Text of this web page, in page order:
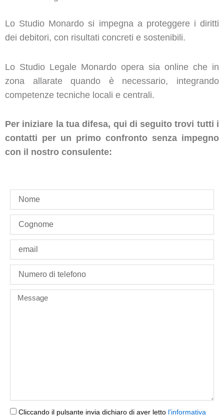
Lo Studio Monardo si impegna a proteggere i diritti
dei debitori, con risultati concreti e sostenibili.
Lo Studio Legale Monardo opera sia online che in
zona allarate quando è necessario, integrando
competenze tecniche locali e centrali.
Per iniziare la tua difesa, qui di seguito trovi tutti i
contatti per un primo confronto senza impegno
con il nostro consulente:
Message
Cliccando il pulsante invia dichiaro di aver letto l'informativa